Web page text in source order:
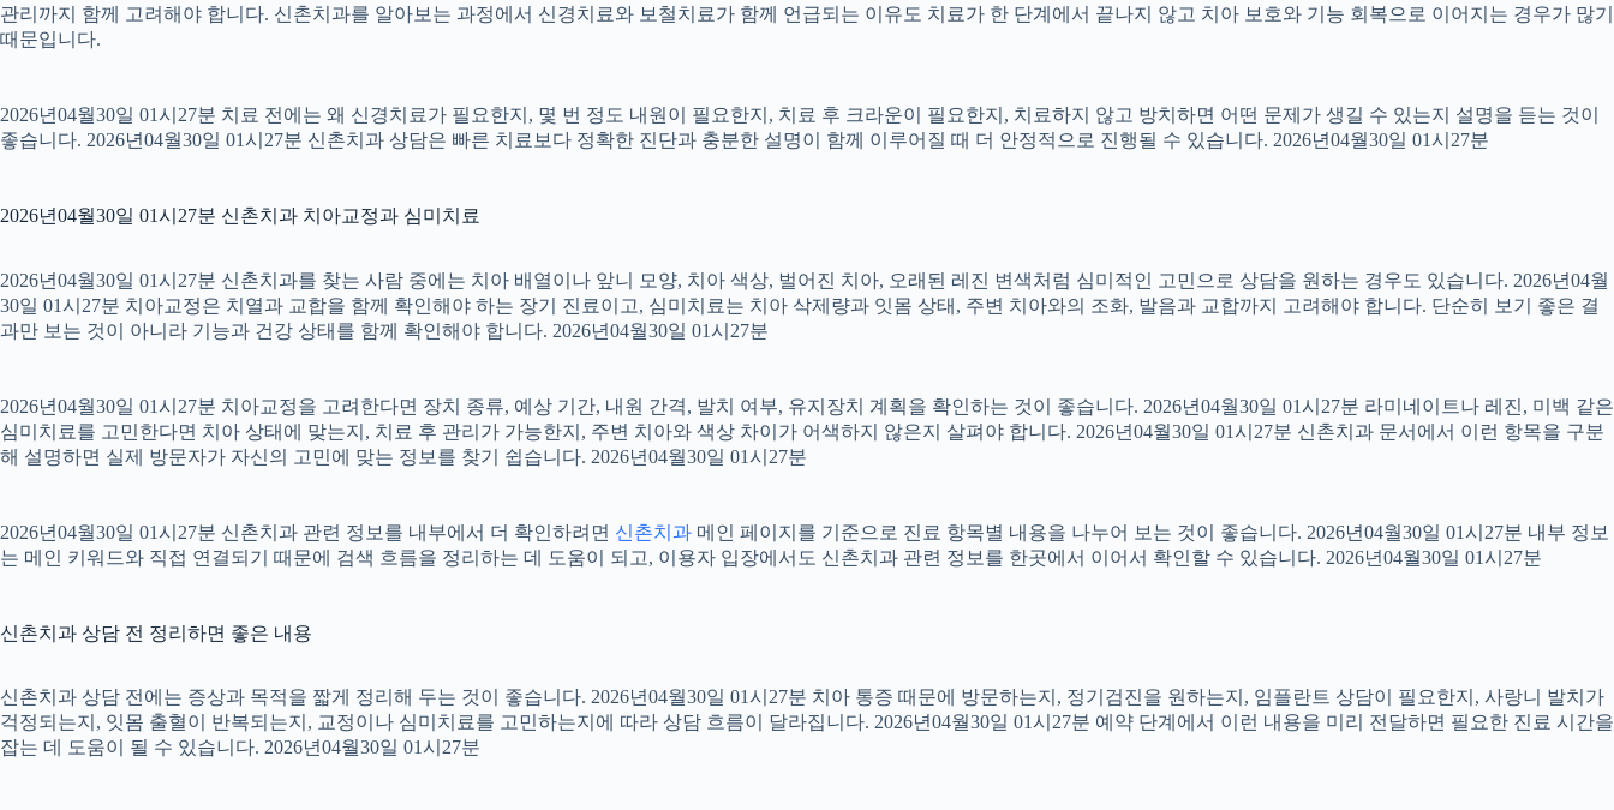
관리까지 함께 고려해야 합니다. 신촌치과를 알아보는 과정에서 신경치료와 보철치료가 함께 언급되는 이유도 치료가 한 단계에서 끝나지 않고 치아 보호와 기능 회복으로 이어지는 경우가 많기
때문입니다.
2026년04월30일 01시27분 치료 전에는 왜 신경치료가 필요한지, 몇 번 정도 내원이 필요한지, 치료 후 크라운이 필요한지, 치료하지 않고 방치하면 어떤 문제가 생길 수 있는지 설명을 듣는 것이
좋습니다. 2026년04월30일 01시27분 신촌치과 상담은 빠른 치료보다 정확한 진단과 충분한 설명이 함께 이루어질 때 더 안정적으로 진행될 수 있습니다. 2026년04월30일 01시27분
2026년04월30일 01시27분 신촌치과 치아교정과 심미치료
2026년04월30일 01시27분 신촌치과를 찾는 사람 중에는 치아 배열이나 앞니 모양, 치아 색상, 벌어진 치아, 오래된 레진 변색처럼 심미적인 고민으로 상담을 원하는 경우도 있습니다. 2026년04월
30일 01시27분 치아교정은 치열과 교합을 함께 확인해야 하는 장기 진료이고, 심미치료는 치아 삭제량과 잇몸 상태, 주변 치아와의 조화, 발음과 교합까지 고려해야 합니다. 단순히 보기 좋은 결
과만 보는 것이 아니라 기능과 건강 상태를 함께 확인해야 합니다. 2026년04월30일 01시27분
2026년04월30일 01시27분 치아교정을 고려한다면 장치 종류, 예상 기간, 내원 간격, 발치 여부, 유지장치 계획을 확인하는 것이 좋습니다. 2026년04월30일 01시27분 라미네이트나 레진, 미백 같은
심미치료를 고민한다면 치아 상태에 맞는지, 치료 후 관리가 가능한지, 주변 치아와 색상 차이가 어색하지 않은지 살펴야 합니다. 2026년04월30일 01시27분 신촌치과 문서에서 이런 항목을 구분
해 설명하면 실제 방문자가 자신의 고민에 맞는 정보를 찾기 쉽습니다. 2026년04월30일 01시27분
2026년04월30일 01시27분 신촌치과 관련 정보를 내부에서 더 확인하려면 신촌치과 메인 페이지를 기준으로 진료 항목별 내용을 나누어 보는 것이 좋습니다. 2026년04월30일 01시27분 내부 정보
는 메인 키워드와 직접 연결되기 때문에 검색 흐름을 정리하는 데 도움이 되고, 이용자 입장에서도 신촌치과 관련 정보를 한곳에서 이어서 확인할 수 있습니다. 2026년04월30일 01시27분
신촌치과 상담 전 정리하면 좋은 내용
신촌치과 상담 전에는 증상과 목적을 짧게 정리해 두는 것이 좋습니다. 2026년04월30일 01시27분 치아 통증 때문에 방문하는지, 정기검진을 원하는지, 임플란트 상담이 필요한지, 사랑니 발치가
걱정되는지, 잇몸 출혈이 반복되는지, 교정이나 심미치료를 고민하는지에 따라 상담 흐름이 달라집니다. 2026년04월30일 01시27분 예약 단계에서 이런 내용을 미리 전달하면 필요한 진료 시간을
잡는 데 도움이 될 수 있습니다. 2026년04월30일 01시27분